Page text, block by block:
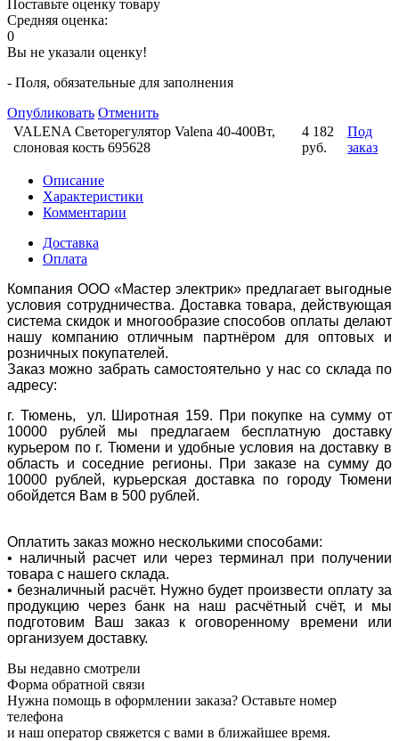
Поставьте оценку товару
Средняя оценка:
0
Вы не указали оценку!
- Поля, обязательные для заполнения
Опубликовать Отменить
VALENA Светорегулятор Valena 40-400Вт,
слоновая кость 695628
4 182
руб.
Под
заказ
Описание
Характеристики
Комментарии
Доставка
Оплата
Компания ООО «Мастер электрик» предлагает выгодные
условия сотрудничества. Доставка товара, действующая
система скидок и многообразие способов оплаты делают
нашу компанию отличным партнёром для оптовых и
розничных покупателей.
Заказ можно забрать самостоятельно у нас со склада по
адресу:
г. Тюмень, ул. Широтная 159. При покупке на сумму от
10000 рублей мы предлагаем бесплатную доставку
курьером по г. Тюмени и удобные условия на доставку в
область и соседние регионы. При заказе на сумму до
10000 рублей, курьерская доставка по городу Тюмени
обойдется Вам в 500 рублей.
Оплатить заказ можно несколькими способами:
• наличный расчет или через терминал при получении
товара с нашего склада.
• безналичный расчёт. Нужно будет произвести оплату за
продукцию через банк на наш расчётный счёт, и мы
подготовим Ваш заказ к оговоренному времени или
организуем доставку.
Вы недавно смотрели
Форма обратной связи
Нужна помощь в оформлении заказа? Оставьте номер
телефона
и наш оператор свяжется с вами в ближайшее время.